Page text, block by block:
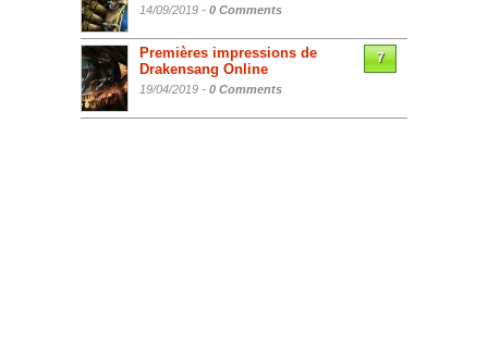
14/09/2019 - 0 Comments
Premières impressions de
Drakensang Online
19/04/2019 - 0 Comments
7